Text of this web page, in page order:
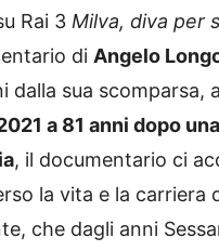
Rai 3 Milva, diva per
di Angelo
dalla sua scomparsa,
a 81 anni dopo
, il documentario ci
la vita e la carriera
che dagli anni